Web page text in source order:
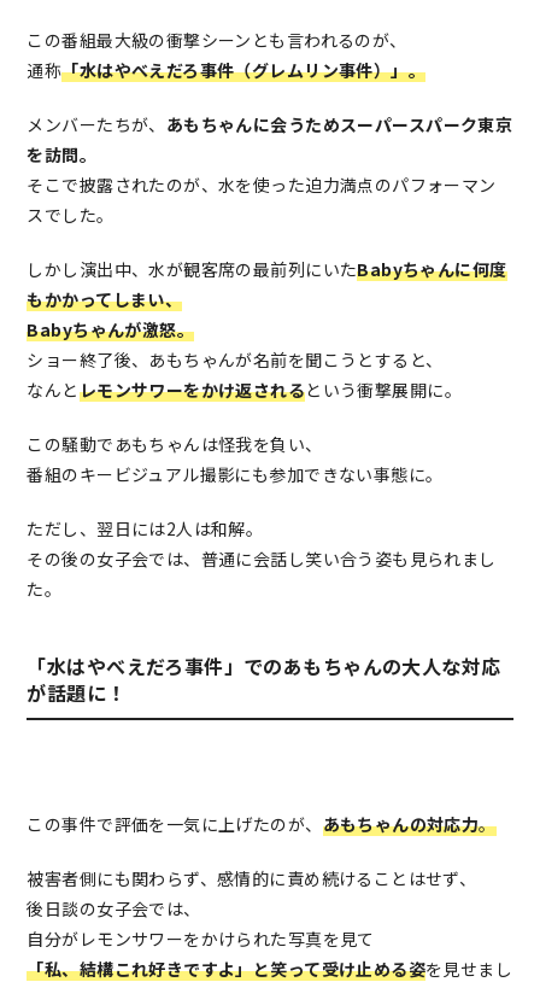
この番組最大級の衝撃シーンとも言われるのが、
通称「水はやべえだろ事件（グレムリン事件）」。
メンバーたちが、 あもちゃんに会うためスーパースパーク東京
を訪問。
そこで披露されたのが、水を使った迫力満点のパフォーマン
スでした。
しかし演出中、水が観客席の最前列にいたBabyちゃんに何度
もかかってしまい、
Babyちゃんが激怒。
ショー終了後、あもちゃんが名前を聞こうとすると、
なんとレモンサワーをかけ返されるという衝撃展開に。
この騒動であもちゃんは怪我を負い、
番組のキービジュアル撮影にも参加できない事態に。
ただし、翌日には2人は和解。
その後の女子会では、普通に会話し笑い合う姿も見られまし
た。
「水はやべえだろ事件」でのあもちゃんの大人な対応
が話題に！
この事件で評価を一気に上げたのが、 あもちゃんの対応力。
被害者側にも関わらず、感情的に責め続けることはせず、
後日談の女子会では、
自分がレモンサワーをかけられた写真を見て
「私、結構これ好きですよ」と笑って受け止める姿を見せまし